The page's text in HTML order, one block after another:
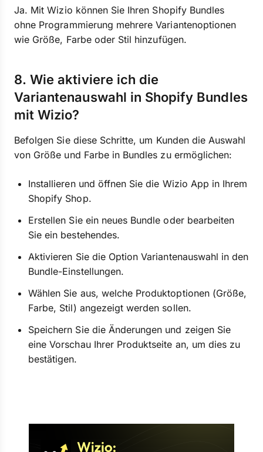
Ja. Mit Wizio können Sie Ihren Shopify Bundles
ohne Programmierung mehrere Variantenoptionen
wie Größe, Farbe oder Stil hinzufügen.
8. Wie aktiviere ich die
Variantenauswahl in Shopify Bundles
mit Wizio?
Befolgen Sie diese Schritte, um Kunden die Auswahl
von Größe und Farbe in Bundles zu ermöglichen:
Installieren und öffnen Sie die Wizio App in Ihrem
Shopify Shop.
Erstellen Sie ein neues Bundle oder bearbeiten
Sie ein bestehendes.
Aktivieren Sie die Option Variantenauswahl in den
Bundle-Einstellungen.
Wählen Sie aus, welche Produktoptionen (Größe,
Farbe, Stil) angezeigt werden sollen.
Speichern Sie die Änderungen und zeigen Sie
eine Vorschau Ihrer Produktseite an, um dies zu
bestätigen.